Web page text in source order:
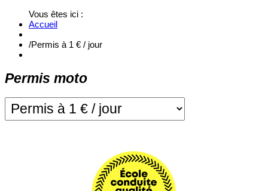
Vous êtes ici :
Accueil
/Permis à 1 € / jour
Permis moto